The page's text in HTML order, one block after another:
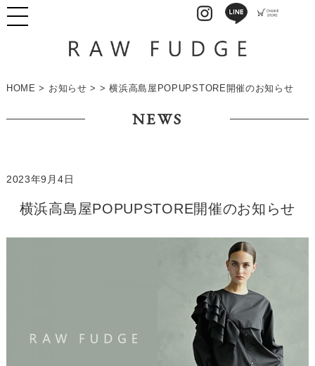
HOME > お知らせ > > 横浜高島屋POPUPSTORE開催のお知らせ
NEWS
2023年9月4日
横浜高島屋POPUPSTORE開催のお知らせ